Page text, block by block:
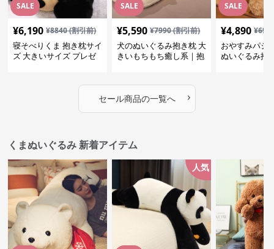
SALE
¥6,190 ¥8840(割引前)
寝そべりくま 抱き枕サイ
ズ 大きいサイズ プレゼ
SALE
¥5,590 ¥7990(割引前)
犬のぬいぐるみ抱き枕 大
きいもちもち癒し系｜抱
SALE
¥4,890 ¥
おやすみパジ
ぬいぐるみ抱
セール商品の一覧へ ›
くまぬいぐるみ 新着アイテム
人気